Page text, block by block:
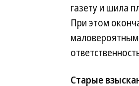
газету и шила
При этом
Старые